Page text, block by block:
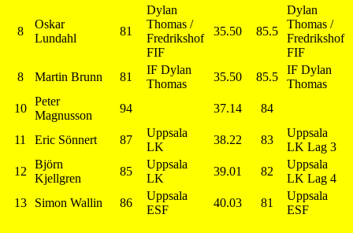
8
Oskar
Lundahl
81
Dylan
Thomas /
Fredrikshof
FIF
35.50 85.5
Dylan
Thomas /
Fredrikshof
FIF
8
Martin Brunn 81
IF Dylan
Thomas
35.50 85.5
IF Dylan
Thomas
10
Peter
Magnusson
94 37.14 84
11 Eric Sönnert 87
Uppsala
LK
38.22 83
Uppsala
LK Lag 3
12
Björn
Kjellgren
85
Uppsala
LK
39.01 82
Uppsala
LK Lag 4
13
Simon Wallin 86
Uppsala
ESF
40.03 81
Uppsala
ESF